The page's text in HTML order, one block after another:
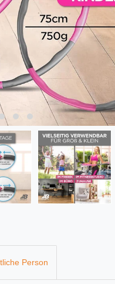
Person